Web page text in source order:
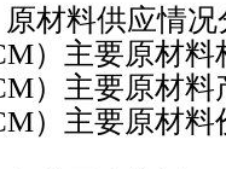
材料供应情况
主要原材料
主要原材料
主要原材料